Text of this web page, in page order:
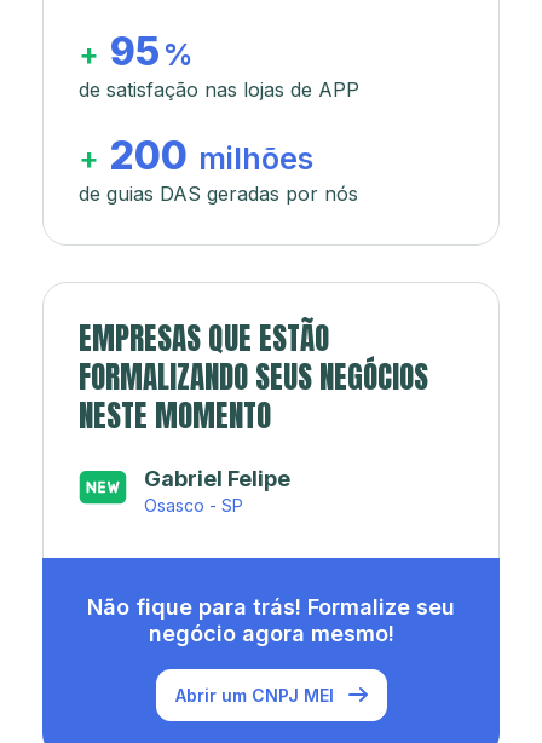
+ 95 %
de satisfação nas lojas de APP
+ 200 milhões
de guias DAS geradas por nós
EMPRESAS QUE ESTÃO
FORMALIZANDO SEUS NEGÓCIOS
NESTE MOMENTO
Japa’s açaí e sorveteria
Rio de Janeiro - RJ
Não fique para trás! Formalize seu
negócio agora mesmo!
Abrir um CNPJ MEI